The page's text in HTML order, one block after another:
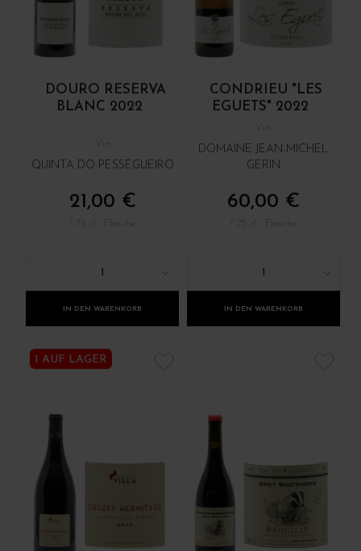
DOURO RESERVA
BLANC 2022
QUINTA DO PESSEGUEIRO
21,00 €
IN DEN WARENKORB
CONDRIEU "LES
EGUETS" 2022
DOMAINE JEAN-MICHEL
GERIN
60,00 €
IN DEN WARENKORB
1 AUF LAGER